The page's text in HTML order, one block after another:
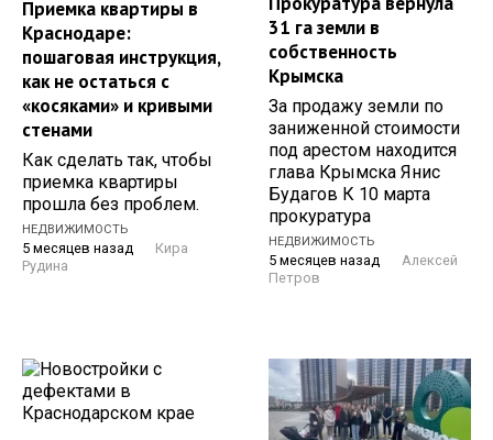
Приемка квартиры в
Краснодаре:
пошаговая инструкция,
как не остаться с
«косяками» и кривыми
стенами
Как сделать так, чтобы
приемка квартиры
прошла без проблем.
НЕДВИЖИМОСТЬ
5 месяцев назад
Кира
Рудина
31 га земли в
собственность
Крымска
За продажу земли по
заниженной стоимости
под арестом находится
глава Крымска Янис
Будагов К 10 марта
прокуратура
НЕДВИЖИМОСТЬ
5 месяцев назад
Алексей
Петров